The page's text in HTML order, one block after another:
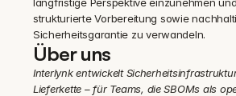
strukturierte Vorbereitung sowie
Sicherheitsgarantie zu verwandeln.
Über uns
Interlynk entwickelt
Lieferkette – für Teams, die SBOMs als